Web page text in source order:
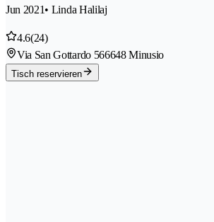
Jun 2021• Linda Halilaj
4.6(24)
Via San Gottardo 566648 Minusio
Tisch reservieren